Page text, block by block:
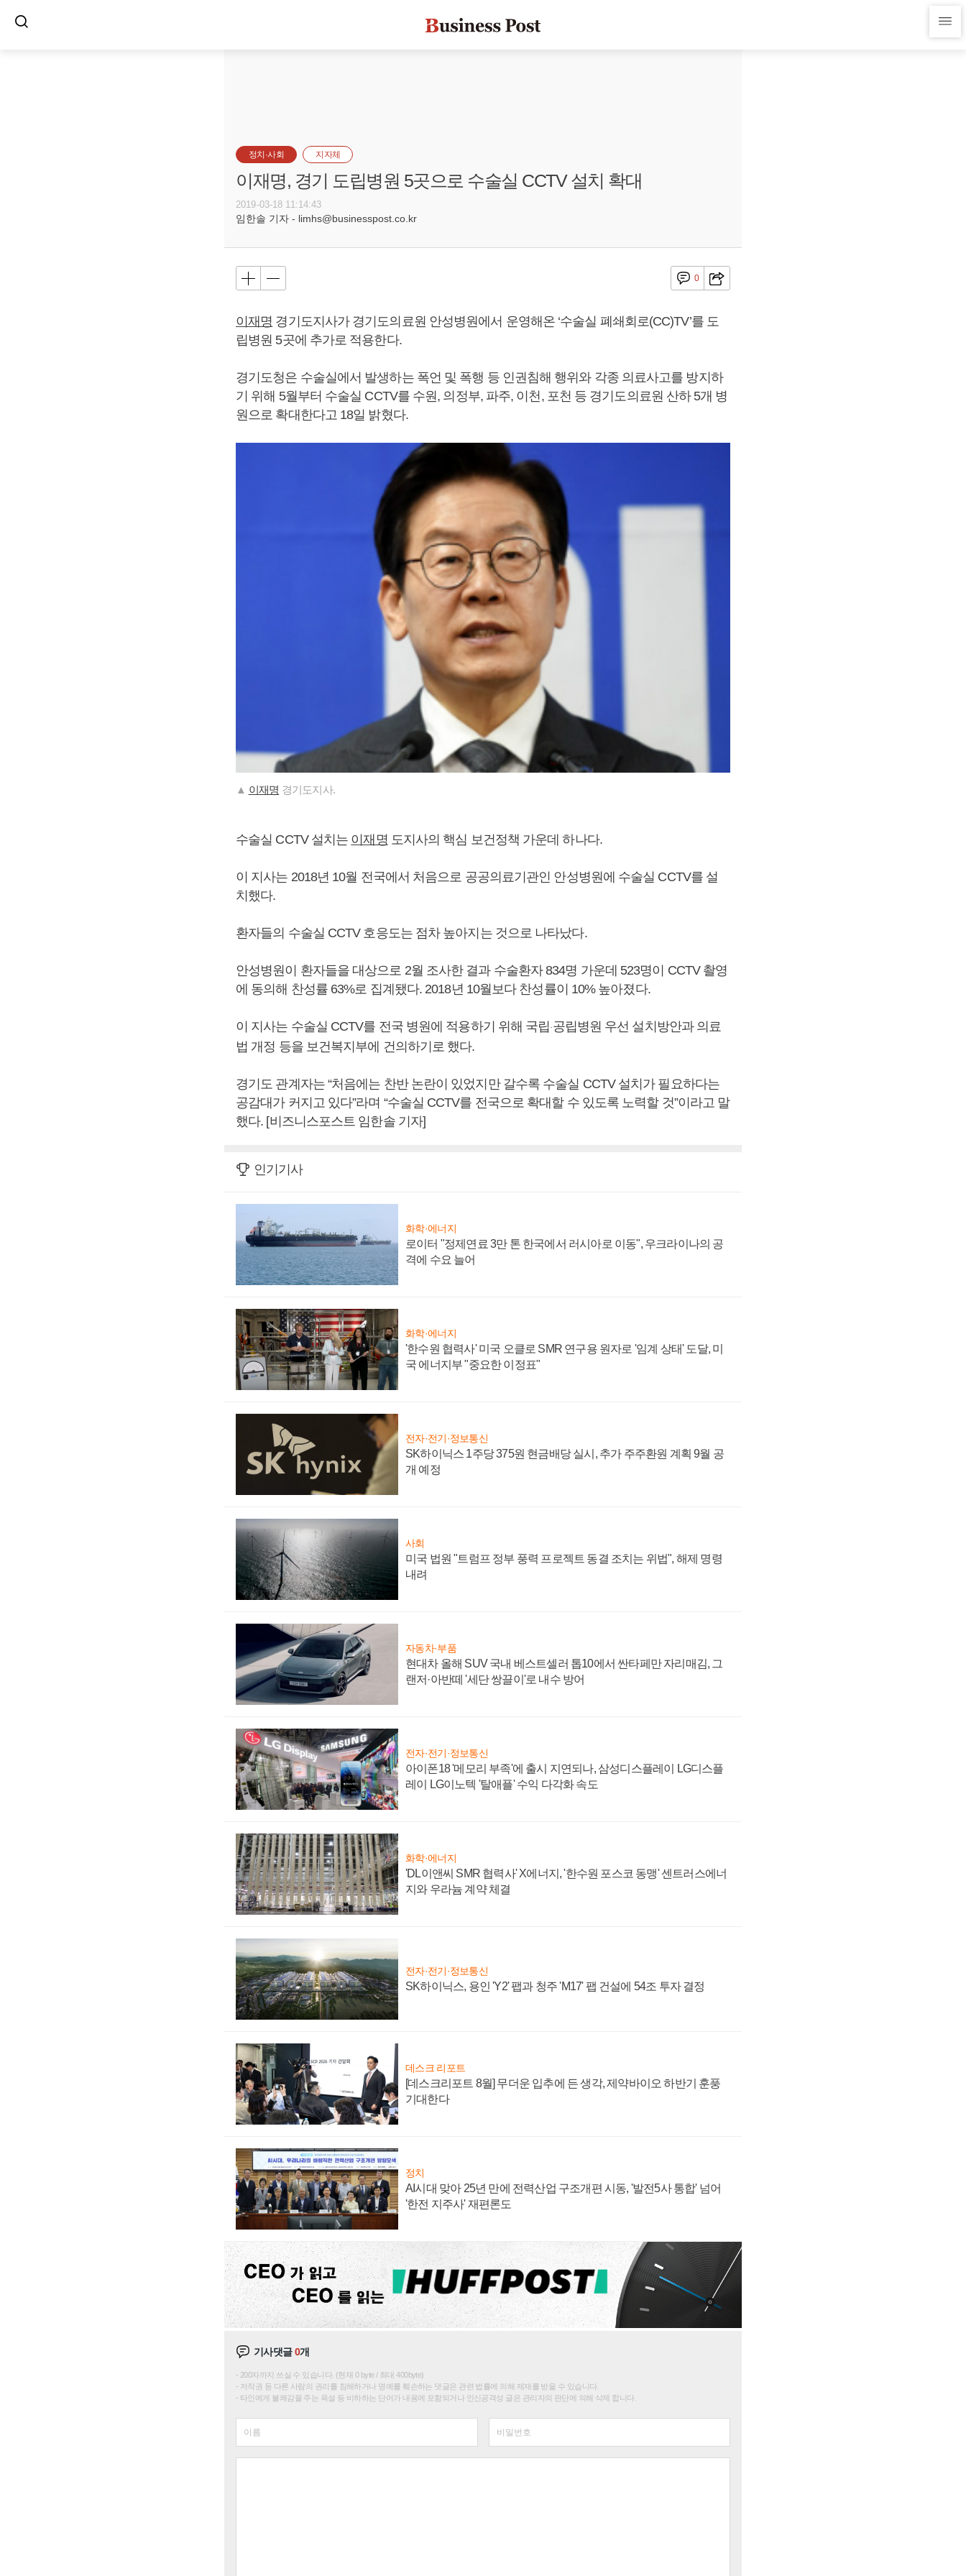
정치·사회 지자체
이재명, 경기 도립병원 5곳으로 수술실 CCTV 설치 확대
2019-03-18 11:14:43
임한솔 기자 - limhs@businesspost.co.kr
0
이재명 경기도지사가 경기도의료원 안성병원에서 운영해온 ‘수술실 폐쇄회로(CC)TV’를 도
립병원 5곳에 추가로 적용한다.
경기도청은 수술실에서 발생하는 폭언 및 폭행 등 인권침해 행위와 각종 의료사고를 방지하
기 위해 5월부터 수술실 CCTV를 수원, 의정부, 파주, 이천, 포천 등 경기도의료원 산하 5개 병
원으로 확대한다고 18일 밝혔다.
▲ 이재명 경기도지사.
수술실 CCTV 설치는 이재명 도지사의 핵심 보건정책 가운데 하나다.
이 지사는 2018년 10월 전국에서 처음으로 공공의료기관인 안성병원에 수술실 CCTV를 설
치했다.
환자들의 수술실 CCTV 호응도는 점차 높아지는 것으로 나타났다.
안성병원이 환자들을 대상으로 2월 조사한 결과 수술환자 834명 가운데 523명이 CCTV 촬영
에 동의해 찬성률 63%로 집계됐다. 2018년 10월보다 찬성률이 10% 높아졌다.
이 지사는 수술실 CCTV를 전국 병원에 적용하기 위해 국립 ·공립병원 우선 설치방안과 의료
법 개정 등을 보건복지부에 건의하기로 했다.
경기도 관계자는 “처음에는 찬반 논란이 있었지만 갈수록 수술실 CCTV 설치가 필요하다는
공감대가 커지고 있다”라며 “수술실 CCTV를 전국으로 확대할 수 있도록 노력할 것”이라고 말
했다. [비즈니스포스트 임한솔 기자]
인기기사
화학·에너지
로이터 "정제연료 3만 톤 한국에서 러시아로 이동", 우크라이나의 공
격에 수요 늘어
화학·에너지
'한수원 협력사' 미국 오클로 SMR 연구용 원자로 '임계 상태' 도달, 미
국 에너지부 "중요한 이정표"
전자·전기·정보통신
SK하이닉스 1주당 375원 현금배당 실시, 추가 주주환원 계획 9월 공
개 예정
사회
미국 법원 "트럼프 정부 풍력 프로젝트 동결 조치는 위법", 해제 명령
내려
자동차·부품
현대차 올해 SUV 국내 베스트셀러 톱10에서 싼타페만 자리매김, 그
랜저·아반떼 '세단 쌍끌이'로 내수 방어
전자·전기·정보통신
아이폰18 '메모리 부족'에 출시 지연되나, 삼성디스플레이 LG디스플
레이 LG이노텍 '탈애플' 수익 다각화 속도
화학·에너지
'DL이앤씨 SMR 협력사' X에너지, '한수원 포스코 동맹' 센트러스에너
지와 우라늄 계약 체결
전자·전기·정보통신
SK하이닉스, 용인 'Y2' 팹과 청주 'M17' 팹 건설에 54조 투자 결정
데스크 리포트
[데스크리포트 8월] 무더운 입추에 든 생각, 제약바이오 하반기 훈풍
기대한다
정치
AI시대 맞아 25년 만에 전력산업 구조개편 시동, '발전5사 통합' 넘어
'한전 지주사' 재편론도
기사댓글0개
200자까지 쓰실 수 있습니다. (현재 0 byte / 최대 400byte)
저작권 등 다른 사람의 권리를 침해하거나 명예를 훼손하는 댓글은 관련 법률에 의해 제재를 받을 수 있습니다.
타인에게 불쾌감을 주는 욕설 등 비하하는 단어가 내용에 포함되거나 인신공격성 글은 관리자의 판단에 의해 삭제 합니다.